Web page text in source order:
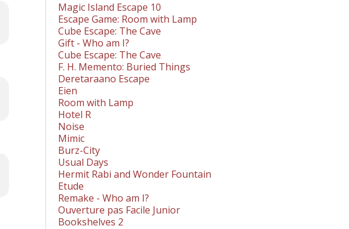
Magic Island Escape 10
Escape Game: Room with Lamp
Cube Escape: The Cave
Gift - Who am I?
Cube Escape: The Cave
F. H. Memento: Buried Things
Deretaraano Escape
Eien
Room with Lamp
Hotel R
Noise
Mimic
Burz-City
Usual Days
Hermit Rabi and Wonder Fountain
Etude
Remake - Who am I?
Ouverture pas Facile Junior
Bookshelves 2